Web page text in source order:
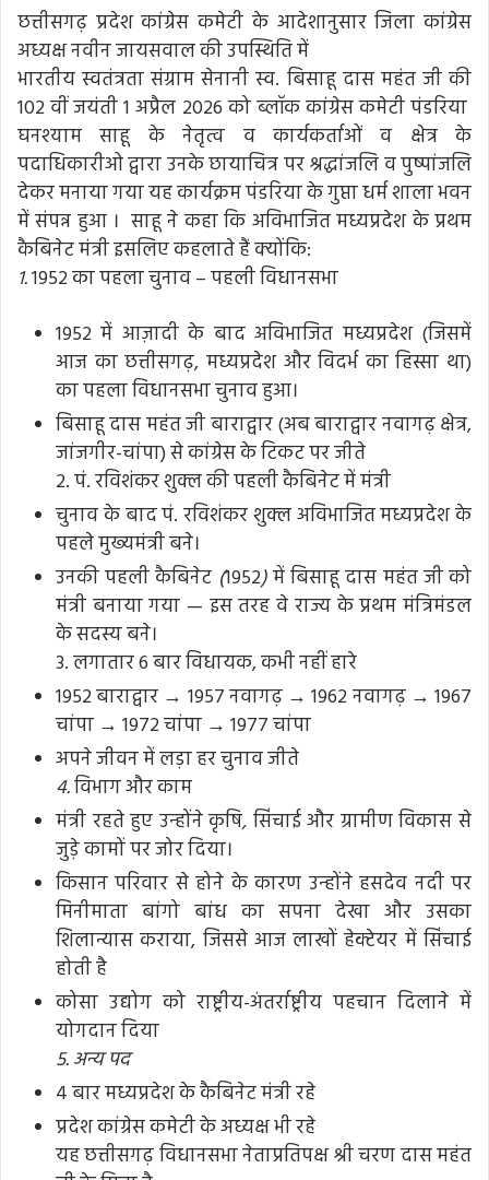
छत्तीसगढ़ प्रदेश कांग्रेस कमेटी के आदेशानुसार जिला कांग्रेस
अध्यक्ष नवीन जायसवाल की उपस्थिति में
भारतीय स्वतंत्रता संग्राम सेनानी स्व. बिसाहू दास महंत जी की
102 वीं जयंती 1 अप्रैल 2026 को ब्लॉक कांग्रेस कमेटी पंडरिया
घनश्याम साहू के नेतृत्व व कार्यकर्ताओं व क्षेत्र के
पदाधिकारीओ द्वारा उनके छायाचित्र पर श्रद्धांजलि व पुष्पांजलि
देकर मनाया गया यह कार्यक्रम पंडरिया के गुप्ता धर्म शाला भवन
में संपन्न हुआ । साहू ने कहा कि अविभाजित मध्यप्रदेश के प्रथम
कैबिनेट मंत्री इसलिए कहलाते हैं क्योंकि:
1.1952 का पहला चुनाव – पहली विधानसभा
1952 में आज़ादी के बाद अविभाजित मध्यप्रदेश (जिसमें
आज का छत्तीसगढ़, मध्यप्रदेश और विदर्भ का हिस्सा था)
का पहला विधानसभा चुनाव हुआ।
बिसाहू दास महंत जी बाराद्वार (अब बाराद्वार नवागढ़ क्षेत्र,
जांजगीर-चांपा) से कांग्रेस के टिकट पर जीते
2. पं. रविशंकर शुक्ल की पहली कैबिनेट में मंत्री
चुनाव के बाद पं. रविशंकर शुक्ल अविभाजित मध्यप्रदेश के
पहले मुख्यमंत्री बने।
उनकी पहली कैबिनेट (1952)में बिसाहू दास महंत जी को
मंत्री बनाया गया — इस तरह वे राज्य के प्रथम मंत्रिमंडल
के सदस्य बने।
3. लगातार 6 बार विधायक, कभी नहीं हारे
1952 बाराद्वार → 1957 नवागढ़ → 1962 नवागढ़ → 1967
चांपा → 1972 चांपा → 1977 चांपा
अपने जीवन में लड़ा हर चुनाव जीते
4.विभाग और काम
मंत्री रहते हुए उन्होंने कृषि, सिंचाईऔर ग्रामीण विकास से
जुड़े कामों पर जोर दिया।
किसान परिवार से होने के कारण उन्होंने हसदेव नदी पर
मिनीमाता बांगो बांध का सपना देखा और उसका
शिलान्यास कराया, जिससे आज लाखों हेक्टेयर में सिंचाई
होती है
कोसा उद्योग को राष्ट्रीय-अंतर्राष्ट्रीय पहचान दिलाने में
योगदान दिया
5. अन्य पद
4 बार मध्यप्रदेश के कैबिनेट मंत्री रहे
प्रदेश कांग्रेस कमेटी के अध्यक्ष भी रहे
यह छत्तीसगढ़ विधानसभा नेताप्रतिपक्ष श्री चरण दास महंत